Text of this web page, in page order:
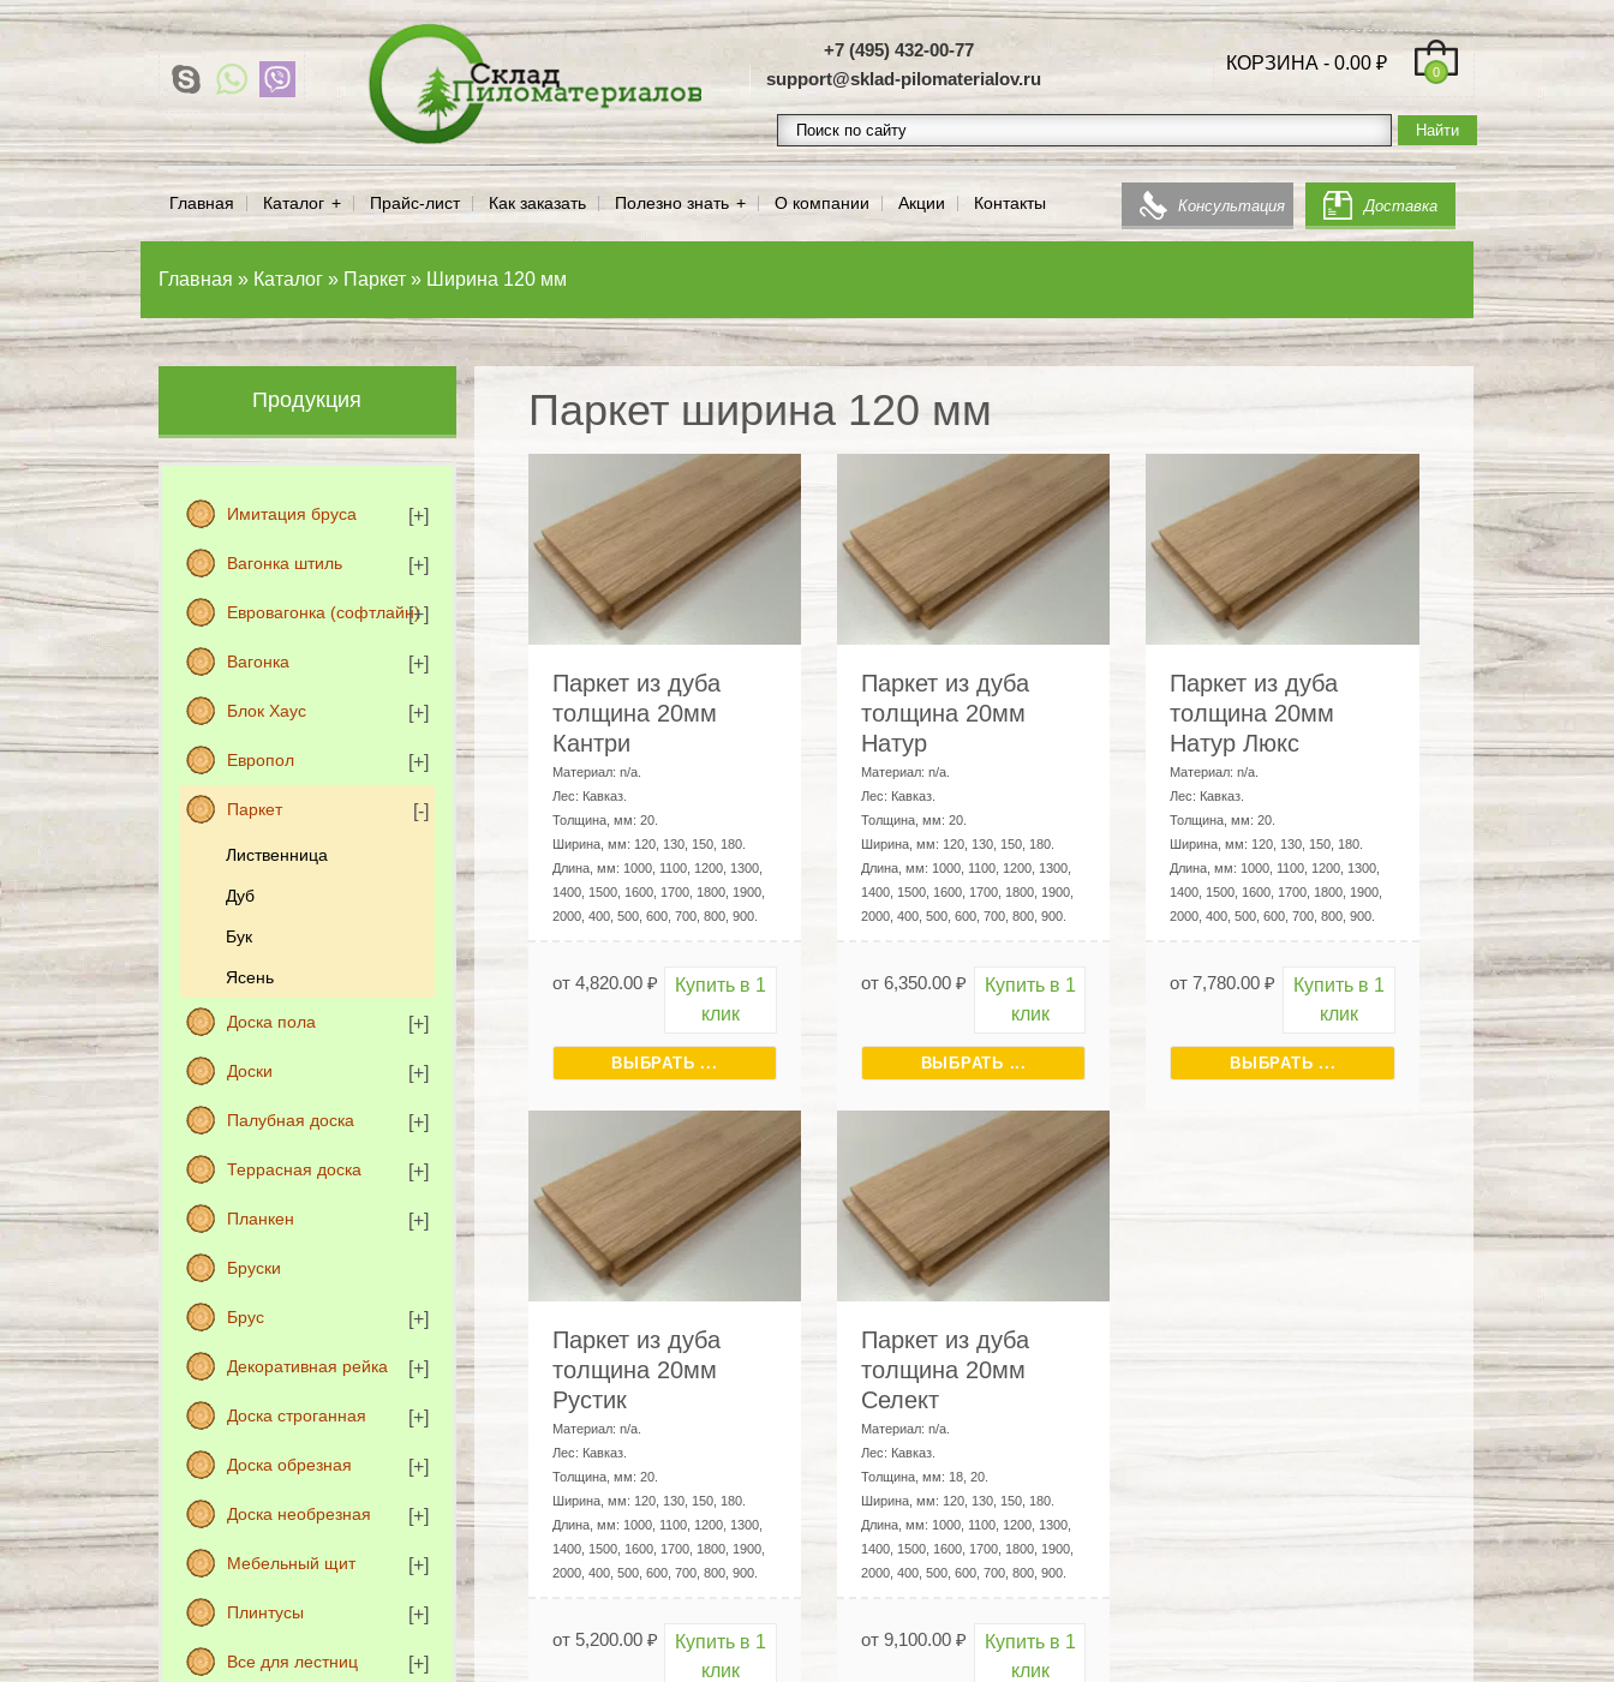
+7 (495) 432-00-77
support@sklad-pilomaterialov.ru
КОРЗИНА - 0.00 ₽ 0
Главная Каталог Прайс-лист Как заказать Полезно знать О компании Акции Контакты Доставка
Консультация
Главная » Каталог » Паркет » Ширина 120 мм
Продукция
Имитация бруса
Вагонка штиль
Евровагонка (софтлайн)
Вагонка
Блок Хаус
Европол
Паркет
Лиственница
Дуб
Бук
Ясень
Доска пола
Доски
Палубная доска
Террасная доска
Планкен
Бруски
Брус
Декоративная рейка
Доска строганная
Доска обрезная
Доска необрезная
Мебельный щит
Плинтусы
Все для лестниц
Паркет ширина 120 мм
Паркет из дуба
толщина 20мм
Кантри
Материал: n/a.
Лес: Кавказ.
Толщина, мм: 20.
Ширина, мм: 120, 130, 150, 180.
Длина, мм: 1000, 1100, 1200, 1300,
1400, 1500, 1600, 1700, 1800, 1900,
2000, 400, 500, 600, 700, 800, 900.
от 4,820.00 ₽
Купить в 1
клик
ВЫБРАТЬ ...
Паркет из дуба
толщина 20мм
Натур
Материал: n/a.
Лес: Кавказ.
Толщина, мм: 20.
Ширина, мм: 120, 130, 150, 180.
Длина, мм: 1000, 1100, 1200, 1300,
1400, 1500, 1600, 1700, 1800, 1900,
2000, 400, 500, 600, 700, 800, 900.
от 6,350.00 ₽
Купить в 1
клик
ВЫБРАТЬ ...
Паркет из дуба
толщина 20мм
Натур Люкс
Материал:n/a
Лес: Кавказ
Толщина, мм:20
Ширина, мм: 120, 130, 150, 180
Длина, мм: 1000, 1100, 1200, 1300,
1400, 1500, 1600, 1700, 1800, 1900,
2000, 400, 500, 600, 700, 800, 900
от7,780.00₽
Купить в 1
клик
ВЫБРАТЬ ...
Паркет из дуба
толщина 20мм
Рустик
Материал: n/a.
Лес: Кавказ.
Толщина, мм: 20.
Ширина, мм: 120, 130, 150, 180.
Длина, мм: 1000, 1100, 1200, 1300,
1400, 1500, 1600, 1700, 1800, 1900,
2000, 400, 500, 600, 700, 800, 900.
от 5,200.00 ₽
Купить в 1
клик
Паркет из дуба
толщина 20мм
Селект
Материал: n/a.
Лес: Кавказ.
Толщина, мм: 18, 20.
Ширина, мм: 120, 130, 150, 180.
Длина, мм: 1000, 1100, 1200, 1300,
1400, 1500, 1600, 1700, 1800, 1900,
2000, 400, 500, 600, 700, 800, 900.
от 9,100.00 ₽
Купить в 1
клик